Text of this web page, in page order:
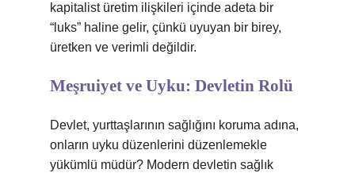
kapitalist üretim ilişkileri içinde adeta bir
“luks” haline gelir, çünkü uyuyan bir birey,
üretken ve verimli değildir.
Meşruiyet ve Uyku: Devletin Rolü
Devlet, yurttaşlarının sağlığını koruma adına,
onların uyku düzenlerini düzenlemekle
yükümlü müdür? Modern devletin sağlık